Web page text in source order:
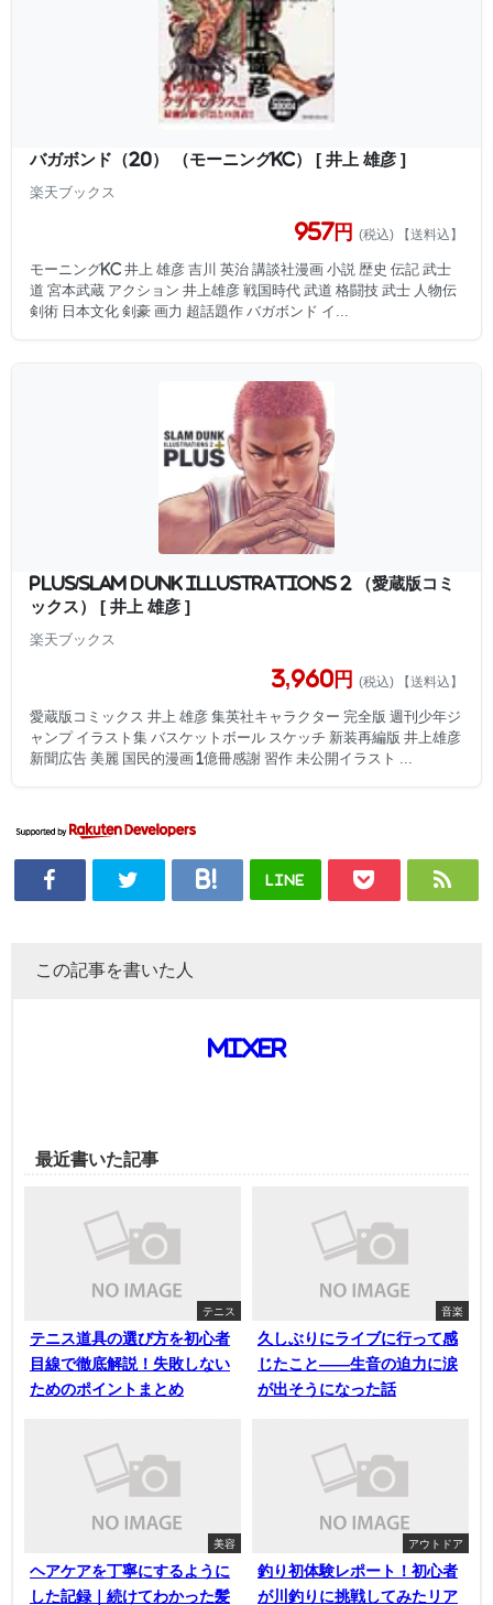
バガボンド（20） （モーニングKC） [ 井上 雄彦 ]
楽天ブックス
957円 (税込) 【送料込】
モーニングKC 井上 雄彦 吉川 英治 講談社漫画 小説 歴史 伝記 武士
道 宮本武蔵 アクション 井上雄彦 戦国時代 武道 格闘技 武士 人物伝
剣術 日本文化 剣豪 画力 超話題作 バガボンド イ...
PLUS/SLAM DUNK ILLUSTRATIONS 2 （愛蔵版コミ
ックス） [ 井上 雄彦 ]
楽天ブックス
3,960円 (税込) 【送料込】
愛蔵版コミックス 井上 雄彦 集英社キャラクター 完全版 週刊少年ジ
ャンプ イラスト集 バスケットボール スケッチ 新装再編版 井上雄彦
新聞広告 美麗 国民的漫画 1億冊感謝 習作 未公開イラスト ...
LINE
この記事を書いた人
mixer
最近書いた記事
テニス
テニス道具の選び方を初心者
目線で徹底解説！失敗しない
ためのポイントまとめ
音楽
久しぶりにライブに行って感
じたこと——生音の迫力に涙
が出そうになった話
美容
ヘアケアを丁寧にするように
した記録｜続けてわかった髪
アウトドア
釣り初体験レポート！初心者
が川釣りに挑戦してみたリア